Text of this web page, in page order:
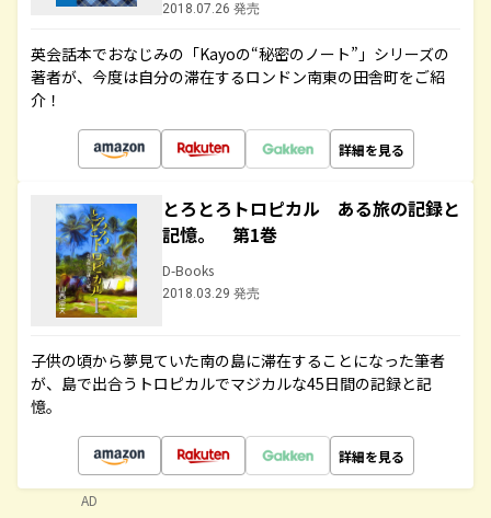
2018.07.26 発売
英会話本でおなじみの「Kayoの“秘密のノート”」シリーズの
著者が、今度は自分の滞在するロンドン南東の田舎町をご紹
介！
詳細を見る
とろとろトロピカル ある旅の記録と
記憶。 第1巻
D-Books
2018.03.29 発売
子供の頃から夢見ていた南の島に滞在することになった筆者
が、島で出合うトロピカルでマジカルな45日間の記録と記
憶。
詳細を見る
AD